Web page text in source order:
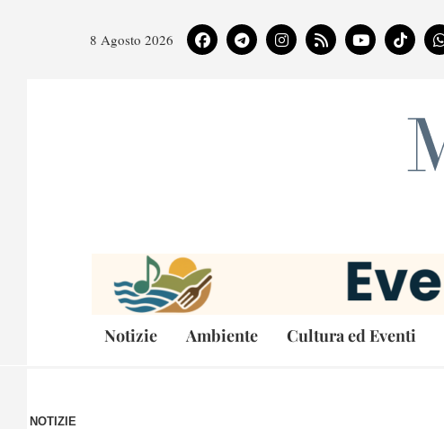
8 Agosto 2026
Notizie Ambiente Cultura ed Eventi
NOTIZIE